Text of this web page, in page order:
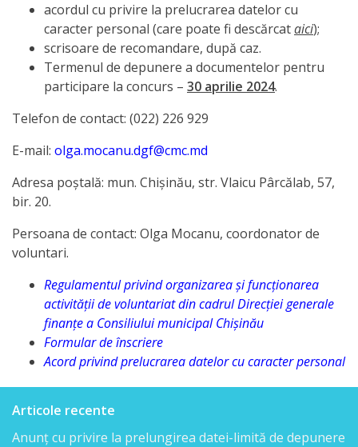
Anunțuri
concurs
Lista
candidaților
admiși
la
candidaților
care
au
promovat
proba
scrisă
acordul cu privire la prelucrarea datelor cu
caracter personal (care poate fi descărcataici);
scrisoare de recomandare, după caz.
Termenul de depunere a documentelor pentru
participare la concurs – 30 aprilie 2024.
Telefon de contact: (022) 226 929
E-mail: olga.mocanu.dgf@cmc.md
Adresa poștală: mun. Chișinău, str. Vlaicu Pârcălab, 57,
bir. 20.
Persoana de contact: Olga Mocanu, coordonator de
voluntari.
Regulamentul privind organizarea şi funcţionarea
activităţii de voluntariat din cadrul Direcției generale
finanțe a Consiliului municipal Chișinău
Formular de înscriere
Acord privind prelucrarea datelor cu caracter personal
Articole recente
Anunț cu privire la prelungirea datei-limită de depunere